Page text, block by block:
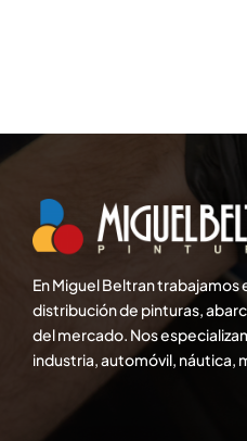
En Miguel Beltran trabajamos
distribución de pinturas,
del mercado. Nos
industria, automóvil, náutica,